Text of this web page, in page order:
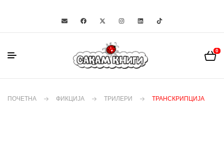
0
ПОЧЕТНА ФИКЦИЈА ТРИЛЕРИ ТРАНСКРИПЦИЈА